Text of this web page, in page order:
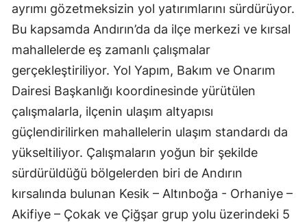
ayrımı gözetmeksizin yol yatırımlarını sürdürüyor.
Bu kapsamda Andırın’da da ilçe merkezi ve kırsal
mahallelerde eş zamanlı çalışmalar
gerçekleştiriliyor. Yol Yapım, Bakım ve Onarım
Dairesi Başkanlığı koordinesinde yürütülen
çalışmalarla, ilçenin ulaşım altyapısı
güçlendirilirken mahallelerin ulaşım standardı da
yükseltiliyor. Çalışmaların yoğun bir şekilde
sürdürüldüğü bölgelerden biri de Andırın
kırsalında bulunan Kesik – Altınboğa - Orhaniye –
Akifiye – Çokak ve Çiğşar grup yolu üzerindeki 5